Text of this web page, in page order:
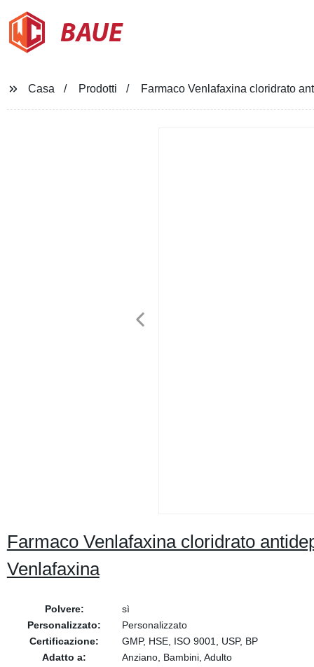
BAUE
Casa Prodotti Farmaco Venlafaxina cloridrato
Farmaco Venlafaxina cloridrato
Venlafaxina
Polvere:
sì
Personalizzato:
Personalizzato
Certificazione:
GMP, HSE, ISO 9001, USP, BP
Adatto a:
Anziano, Bambini, Adulto